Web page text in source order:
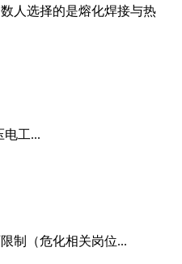
人选择的是熔化焊接与热
电工...
制（危化相关岗位...